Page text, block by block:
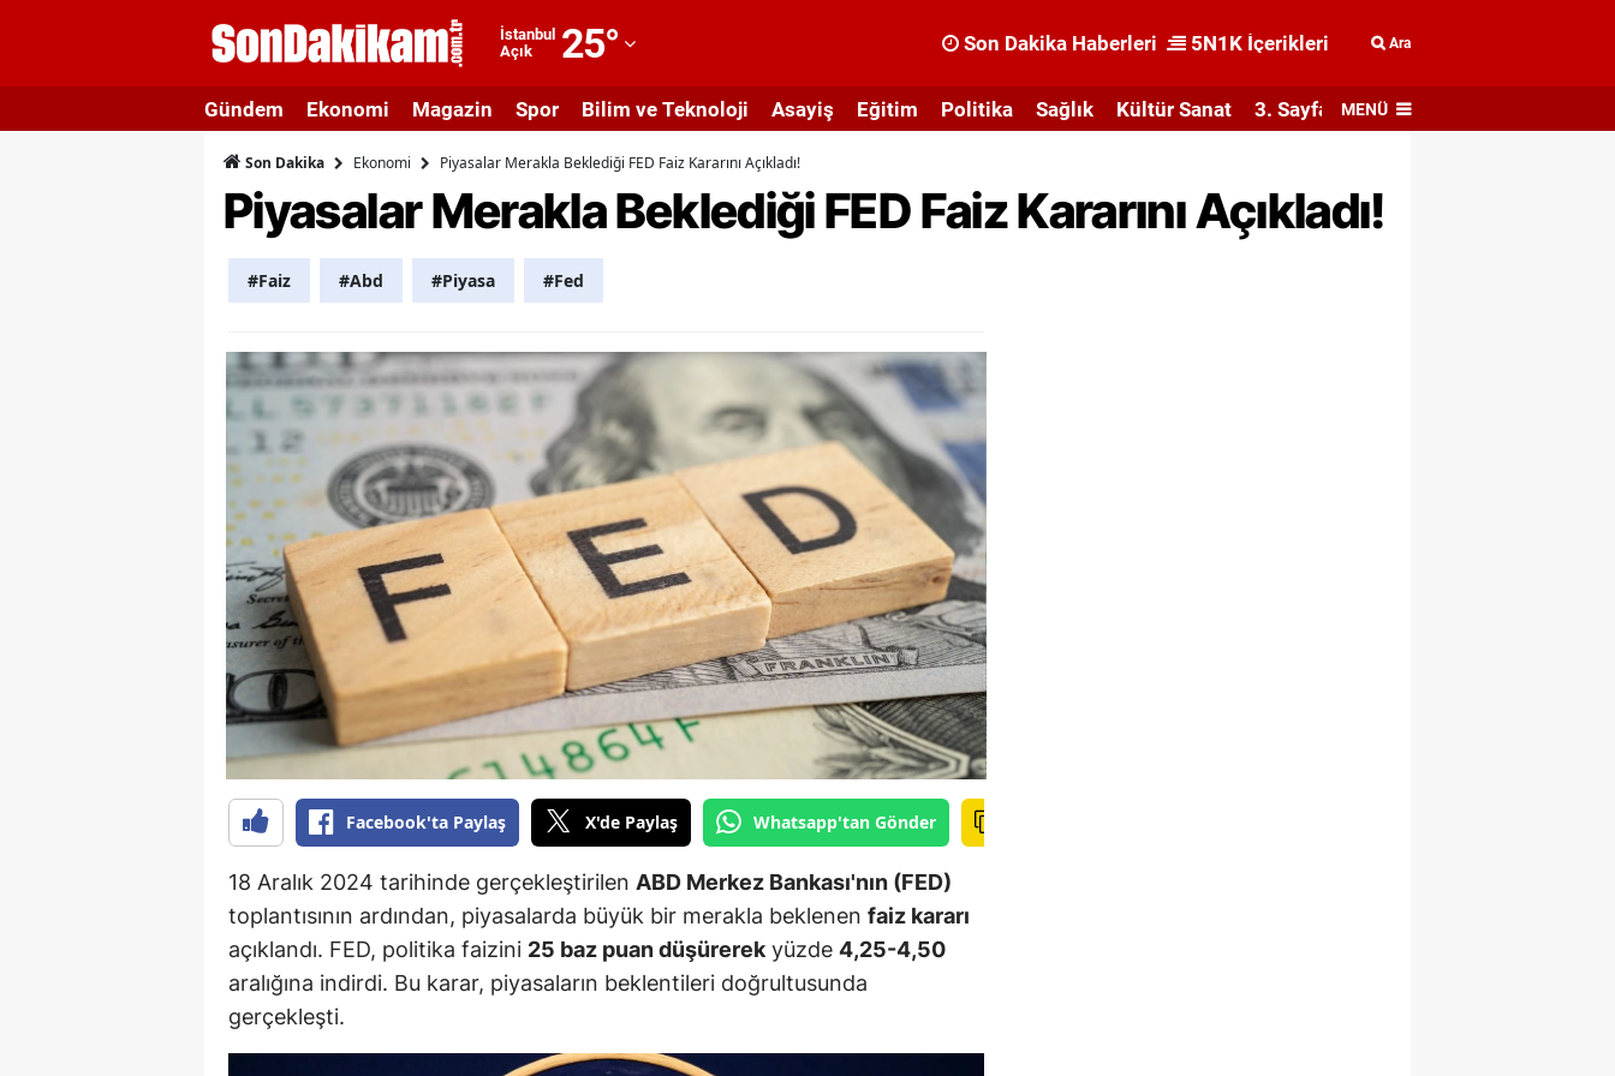
İstanbul
Açık
25°
Adıyaman
Afyonkarahisar
Ağrı
Amasya
Antalya
Artvin
Aydın
Balıkesir
Bilecik
Bingöl
Bitlis
Bolu
Burdur
Bursa
Çankırı
Çorum
Diyarbakır
Son Dakika Haberleri 5N1K İçerikleri Ara
Gündem Ekonomi Magazin Spor Bilim ve Teknoloji Asayiş Eğitim Politika Sağlık Kültür Sanat 3. Sayfa MENÜ
Son Dakika Ekonomi Piyasalar Merakla Beklediği FED Faiz Kararını Açıkladı!
Piyasalar Merakla Beklediği FED Faiz Kararını Açıkladı!
#Faiz #Abd #Piyasa #Fed
Facebook'ta Paylaş X'de Paylaş Whatsapp'tan Gönder
18 Aralık 2024 tarihinde gerçekleştirilen ABD Merkez Bankası'nın (FED)
toplantısının ardından, piyasalarda büyük bir merakla beklenen faiz kararı
açıklandı. FED, politika faizini 25 baz puan düşürerekyüzde 4,25-4,50
aralığına indirdi. Bu karar, piyasaların beklentileri doğrultusunda
gerçekleşti.